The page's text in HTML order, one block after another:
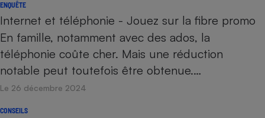
ENQUÊTE
Internet et téléphonie - Jouez sur la fibre promo
En famille, notamment avec des ados, la
téléphonie coûte cher. Mais une réduction
notable peut toutefois être obtenue.…
Le 26 décembre 2024
CONSEILS